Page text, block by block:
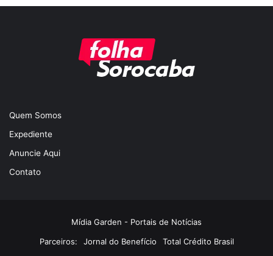
Quem Somos
Expediente
Anuncie Aqui
Contato
Mídia Garden - Portais de Notícias
Parceiros:
Jornal do Benefício Total Crédito Brasil